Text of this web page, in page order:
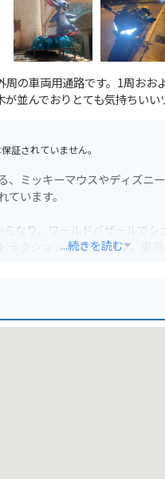
の車両用通路です。1周お
並んでおりとても気持ちいい
証されていません。
ミッキーマウスやディズニ
います。
なり、ワールドバザールで
ラクションも楽しめます。東
...続きを読む